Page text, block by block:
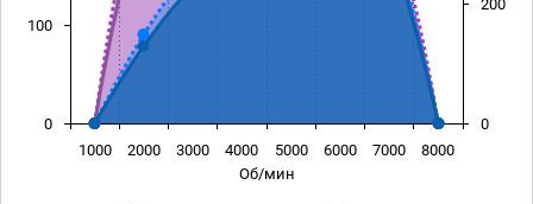
Об/мин
1000 2000 3000 4000 5000 6000 7000 8000
0
100
0
200